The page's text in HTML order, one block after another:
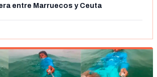
entre Marruecos y Ceuta